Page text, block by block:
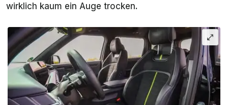
wirklich kaum ein Auge trocken.